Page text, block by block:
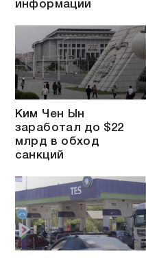
информации
Ким Чен Ын
заработал до $22
млрд в обход
санкций